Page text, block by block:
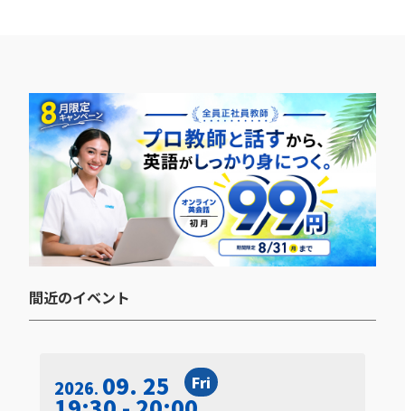
間近のイベント​
2026 09. 25 Fri